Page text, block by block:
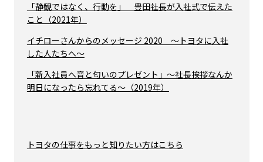
「静観ではなく、行動を」 豊田社長が入社式で伝えた
こと（2021年）
イチローさんからのメッセージ 2020 ～トヨタに入社
した人たちへ～
「新入社員へ音と匂いのプレゼント」～社長挨拶なんか
明日になったら忘れてる～（2019年）
トヨタの仕事をもっと知りたい方はこちら